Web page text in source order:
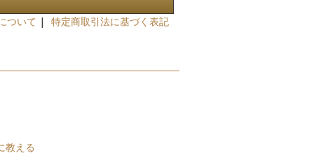
ついて | 特定商取引法に基づく表記
教える